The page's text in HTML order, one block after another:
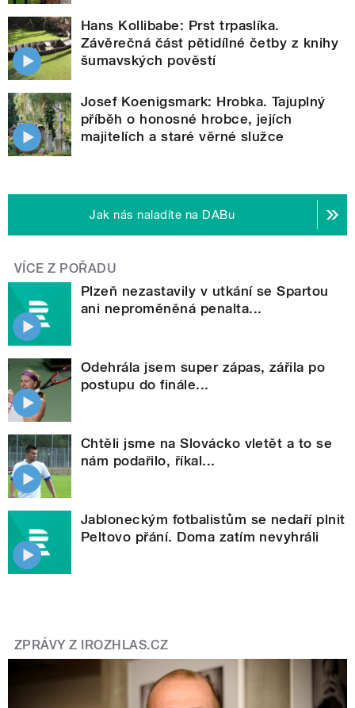
Hans Kollibabe: Prst trpaslíka.
Závěrečná část pětidílné četby z knihy
šumavských pověstí
Josef Koenigsmark: Hrobka. Tajuplný
příběh o honosné hrobce, jejích
majitelích a staré věrné služce
Jak nás naladíte na DABu
VÍCE Z POŘADU
Plzeň nezastavily v utkání se Spartou
ani neproměněná penalta...
Odehrála jsem super zápas, zářila po
postupu do finále...
Chtěli jsme na Slovácko vletět a to se
nám podařilo, říkal...
Jabloneckým fotbalistům se nedaří plnit
Peltovo přání. Doma zatím nevyhráli
ZPRÁVY Z IROZHLAS.CZ